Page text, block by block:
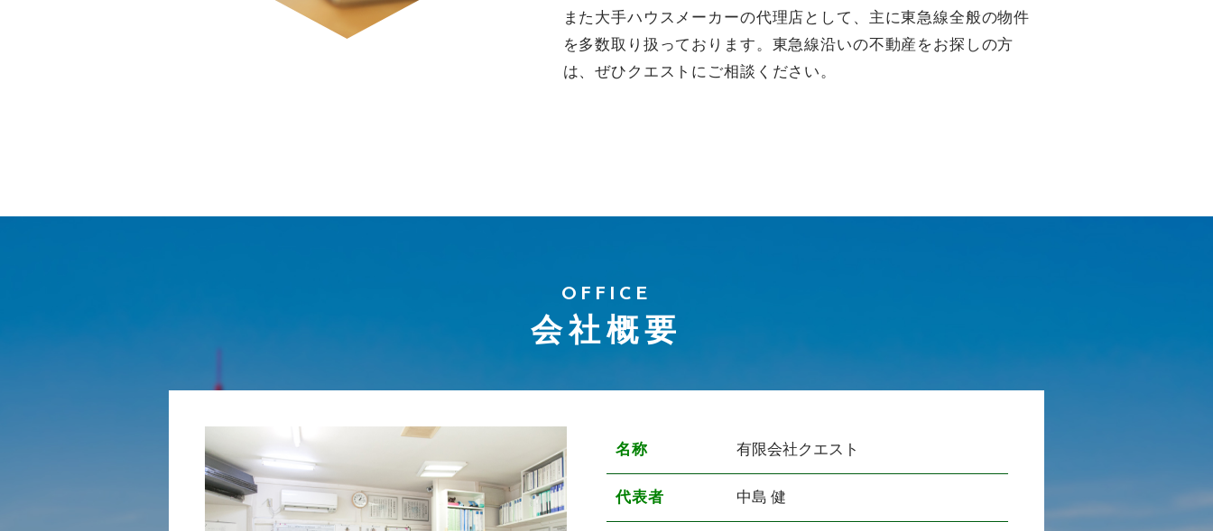
また大手ハウスメーカーの代理店として、主に東急線全般の物件
を多数取り扱っております。東急線沿いの不動産をお探しの方
は、ぜひクエストにご相談ください。
OFFICE
会社概要
名称 有限会社クエスト
代表者 中島 健